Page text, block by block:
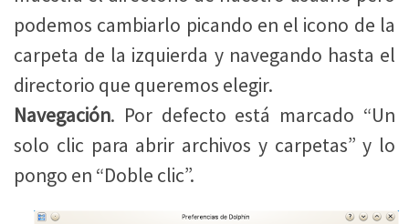
podemos cambiarlo picando en el icono de la
carpeta de la izquierda y navegando hasta el
directorio que queremos elegir.
Navegación. Por defecto está marcado “Un
solo clic para abrir archivos y carpetas” y lo
pongo en “Doble clic”.